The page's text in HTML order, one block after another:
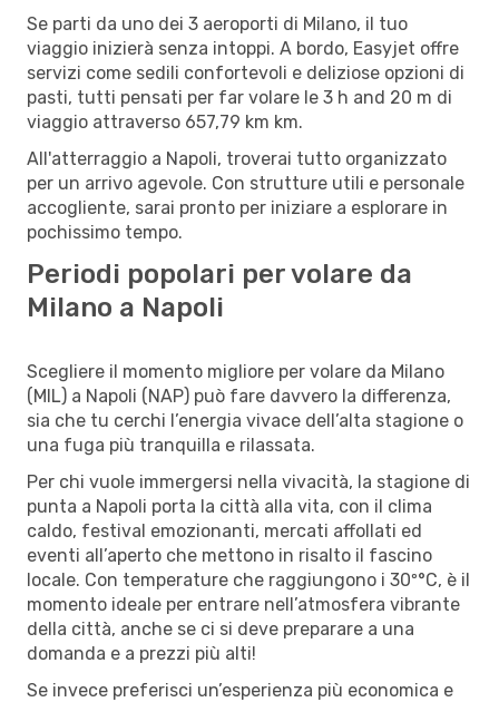
Se parti da uno dei 3 aeroporti di Milano, il tuo
viaggio inizierà senza intoppi. A bordo, Easyjet offre
servizi come sedili confortevoli e deliziose opzioni di
pasti, tutti pensati per far volare le 3 h and 20 m di
viaggio attraverso 657,79 km km.
All'atterraggio a Napoli, troverai tutto organizzato
per un arrivo agevole. Con strutture utili e personale
accogliente, sarai pronto per iniziare a esplorare in
pochissimo tempo.
Periodi popolari per volare da
Milano a Napoli
Scegliere il momento migliore per volare da Milano
(MIL) a Napoli (NAP) può fare davvero la differenza,
sia che tu cerchi l’energia vivace dell’alta stagione o
una fuga più tranquilla e rilassata.
Per chi vuole immergersi nella vivacità, la stagione di
punta a Napoli porta la città alla vita, con il clima
caldo, festival emozionanti, mercati affollati ed
eventi all’aperto che mettono in risalto il fascino
locale. Con temperature che raggiungono i 30º°C, è il
momento ideale per entrare nell’atmosfera vibrante
della città, anche se ci si deve preparare a una
domanda e a prezzi più alti!
Se invece preferisci un’esperienza più economica e